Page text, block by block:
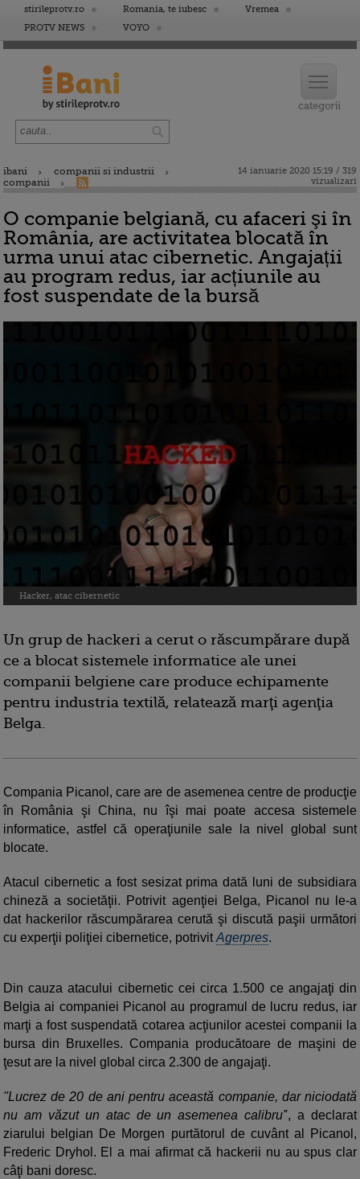
stirileprotv.ro Romania, te iubesc
Vremea
PROTV NEWS
VOYO
ibani
companii si industrii
companii
14 ianuarie 2020 15:19 / 319
vizualizari
O companie belgiană, cu afaceri şi în
România, are activitatea blocată în
urma unui atac cibernetic. Angajații
au program redus, iar acțiunile au
fost suspendate de la bursă
Hacker, atac cibernetic
Un grup de hackeri a cerut o răscumpărare după
ce a blocat sistemele informatice ale unei
companii belgiene care produce echipamente
pentru industria textilă, relatează marţi agenţia
Belga.
Compania Picanol, care are de asemenea centre de producţie
în România şi China, nu îşi mai poate accesa sistemele
informatice, astfel că operaţiunile sale la nivel global sunt
blocate.
Atacul cibernetic a fost sesizat prima dată luni de subsidiara
chineză a societăţii. Potrivit agenţiei Belga, Picanol nu le-a
dat hackerilor răscumpărarea cerută şi discută paşii următori
cu experţii poliţiei cibernetice, potrivitAgerpres.
Din cauza atacului cibernetic cei circa 1.500 ce angajaţi din
Belgia ai companiei Picanol au programul de lucru redus, iar
marţi a fost suspendată cotarea acţiunilor acestei companii la
bursa din Bruxelles. Compania producătoare de maşini de
ţesut are la nivel global circa 2.300 de angajaţi.
''Lucrez de 20 de ani pentru această companie, dar niciodată
nu am văzut un atac de un asemenea calibru'', a declarat
ziarului belgian De Morgen purtătorul de cuvânt al Picanol,
Frederic Dryhol. El a mai afirmat că hackerii nu au spus clar
câţi bani doresc.